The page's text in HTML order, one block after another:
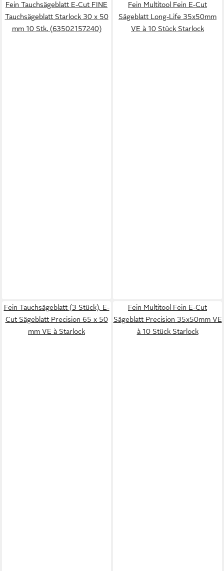
Fein Tauchsägeblatt E-Cut FINE
Tauchsägeblatt Starlock 30 x 50
mm 10 Stk. (63502157240)
Fein Multitool Fein E-Cut
Sägeblatt Long-Life 35x50mm
VE à 10 Stück Starlock
Fein Tauchsägeblatt (3 Stück), E-
Cut Sägeblatt Precision 65 x 50
mm VE à Starlock
Fein Multitool Fein E-Cut
Sägeblatt Precision 35x50mm VE
à 10 Stück Starlock